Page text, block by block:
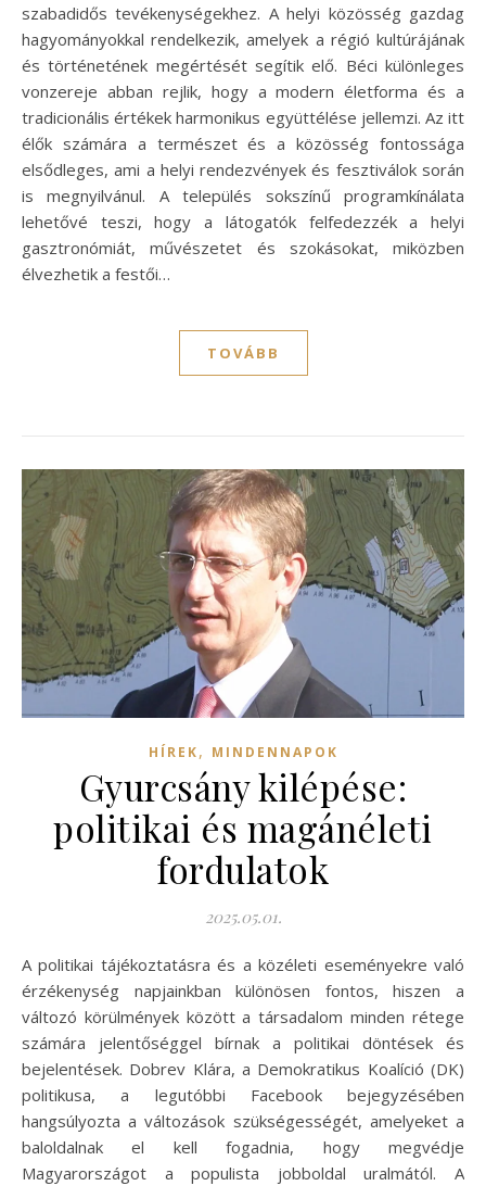
szabadidős tevékenységekhez. A helyi közösség gazdag
hagyományokkal rendelkezik, amelyek a régió kultúrájának
és történetének megértését segítik elő. Béci különleges
vonzereje abban rejlik, hogy a modern életforma és a
tradicionális értékek harmonikus együttélése jellemzi. Az itt
élők számára a természet és a közösség fontossága
elsődleges, ami a helyi rendezvények és fesztiválok során
is megnyilvánul. A település sokszínű programkínálata
lehetővé teszi, hogy a látogatók felfedezzék a helyi
gasztronómiát, művészetet és szokásokat, miközben
élvezhetik a festői…
TOVÁBB
HÍREK, MINDENNAPOK
Gyurcsány kilépése:
politikai és magánéleti
fordulatok
2025.05.01.
A politikai tájékoztatásra és a közéleti eseményekre való
érzékenység napjainkban különösen fontos, hiszen a
változó körülmények között a társadalom minden rétege
számára jelentőséggel bírnak a politikai döntések és
bejelentések. Dobrev Klára, a Demokratikus Koalíció (DK)
politikusa, a legutóbbi Facebook bejegyzésében
hangsúlyozta a változások szükségességét, amelyeket a
baloldalnak el kell fogadnia, hogy megvédje
Magyarországot a populista jobboldal uralmától. A